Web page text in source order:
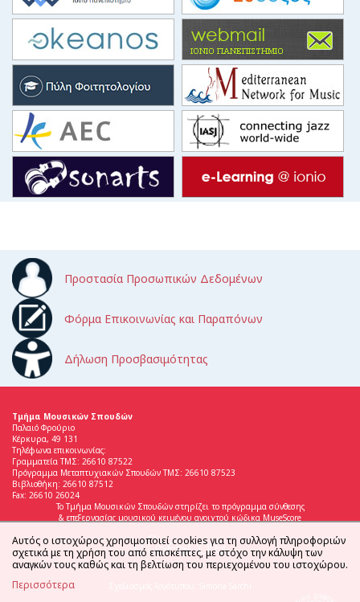
Προστασία Προσωπικών Δεδομένων
Φόρμα Επικοινωνίας και Παραπόνων
Δήλωση Προσβασιμότητας
Τμήμα Μουσικών Σπουδών
Παλαιό Φρούριο
Κέρκυρα, 49 131
Τηλέφωνα επικοινωνίας:
Γραμματεία ΤΜΣ: 26610 87522
Πρόγραμμα Μεταπτυχιακών Σπουδών ΤΜΣ: 26610 87523
Βιβλιοθήκη: 26610 87512
Fax: 26610 26024
Το Τμήμα Μουσικών Σπουδών στηρίζει το πρόγραμμα σύνθεσης
& επεξεργασίας μουσικού κειμένου ανοιχτού κώδικα MuseScore
Αυτός ο ιστοχώρος χρησιμοποιεί cookies για τη συλλογή πληροφοριών
σχετικά με τη χρήση του από επισκέπτες, με στόχο την κάλυψη των
αναγκών τους καθώς και τη βελτίωση του περιεχομένου του ιστοχώρου.
Περισσότερα